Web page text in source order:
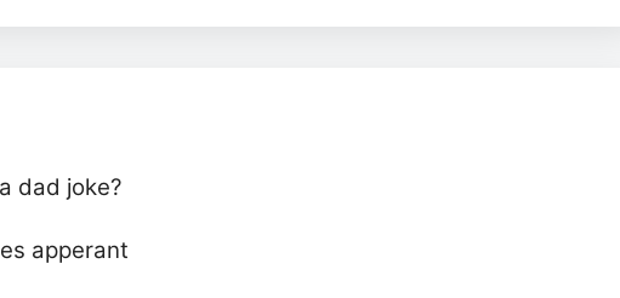
dad joke?
apperant